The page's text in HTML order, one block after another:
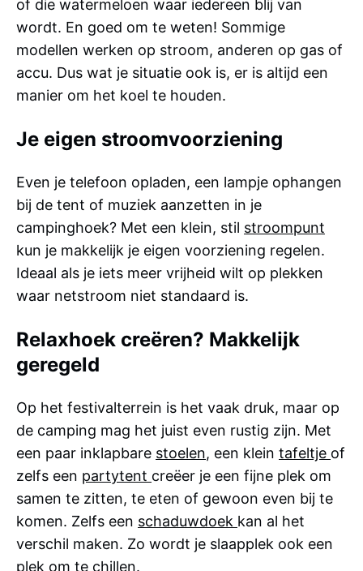
of die watermeloen waar iedereen blij van
wordt. En goed om te weten! Sommige
modellen werken op stroom, anderen op gas of
accu. Dus wat je situatie ook is, er is altijd een
manier om het koel te houden.
Je eigen stroomvoorziening
Even je telefoon opladen, een lampje ophangen
bij de tent of muziek aanzetten in je
campinghoek? Met een klein, stil stroompunt
kun je makkelijk je eigen voorziening regelen.
Ideaal als je iets meer vrijheid wilt op plekken
waar netstroom niet standaard is.
Relaxhoek creëren? Makkelijk
geregeld
Op het festivalterrein is het vaak druk, maar op
de camping mag het juist even rustig zijn. Met
een paar inklapbare stoelen, een klein tafeltje of
zelfs een partytent creëer je een fijne plek om
samen te zitten, te eten of gewoon even bij te
komen. Zelfs een schaduwdoek kan al het
verschil maken. Zo wordt je slaapplek ook een
plek om te chillen.